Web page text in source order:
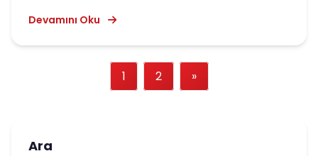
Devamını Oku
1 2 »
Ara